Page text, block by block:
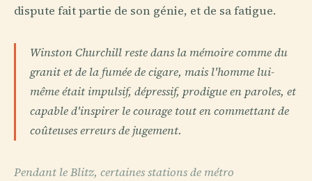
dispute fait partie de son génie, et de sa fatigue.
Winston Churchill reste dans la mémoire comme du
granit et de la fumée de cigare, mais l'homme lui-
même était impulsif, dépressif, prodigue en paroles, et
capable d'inspirer le courage tout en commettant de
coûteuses erreurs de jugement.
Pendant le Blitz, certaines stations de métro